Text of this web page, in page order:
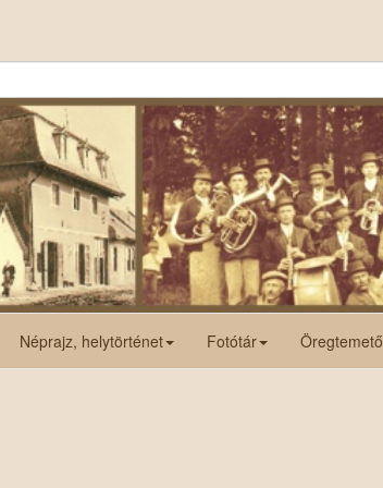
Néprajz, helytörténet Fotótár Öregtemető